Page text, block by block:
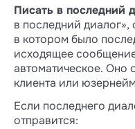
Писать в последний
в последний
в котором было
исходящее
автоматическое. Оно
клиента или
Если последнего
отправится: